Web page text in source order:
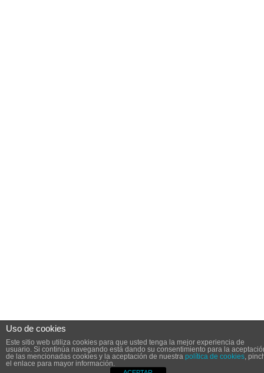
Uso de cookies
Este sitio web utiliza cookies para que usted tenga la mejor experiencia de
usuario. Si continúa navegando está dando su consentimiento para la
de las mencionadas cookies y la aceptación de nuestra política de cookies,
el enlace para mayor información.